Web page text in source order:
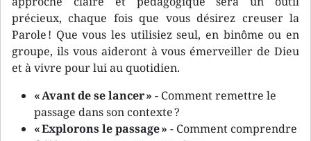
précieux, chaque fois que vous désirez creuser la
Parole ! Que vous les utilisiez seul, en binôme ou en
groupe, ils vous aideront à vous émerveiller de Dieu
et à vivre pour lui au quotidien.
« Avant de se lancer » - Comment remettre le
passage dans son contexte ?
« Explorons le passage » - Comment comprendre